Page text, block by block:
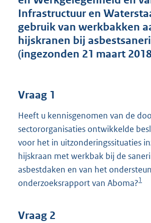
t
:
3
8
Infrastructuur en
gebruik van werkbakken
hijskranen bij
(ingezonden 21 maart
Vraag 1
Heeft u kennisgenomen van de
sectororganisaties ontwikkelde
voor het in uitzonderingssituaties
hijskraan met werkbak bij de
asbestdaken en van het
onderzoeksrapport van Aboma?1
Vraag 2